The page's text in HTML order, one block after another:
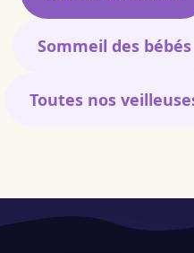
Sommeil des bébés
Toutes nos